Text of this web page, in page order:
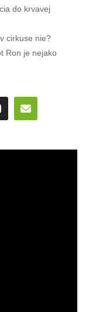
do krvavej
cirkuse nie?
Ron je nejako